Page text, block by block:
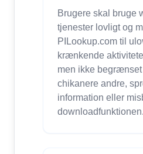
Brugere skal bruge
tjenester lovligt og
PILookup.com til
krænkende
men ikke begrænset
chikanere andre,
information eller
downloadfunktionen.